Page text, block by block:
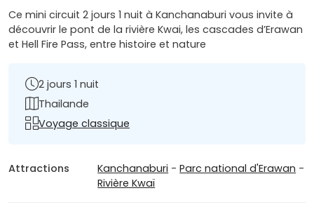
Ce mini circuit 2 jours 1 nuit à Kanchanaburi vous invite à
découvrir le pont de la rivière Kwai, les cascades d’Erawan
et Hell Fire Pass, entre histoire et nature
2 jours 1 nuit
Thailande
Voyage classique
Attractions Kanchanaburi -Parc national d'Erawan -
Rivière Kwaï